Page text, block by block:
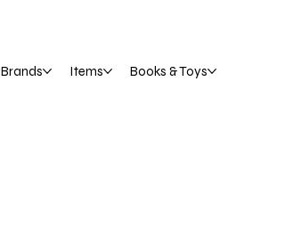
Brands Items Books & Toys